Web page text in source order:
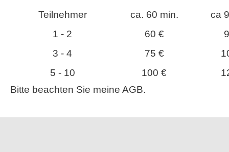
Teilnehmer ca. 60 min.
ca
1 - 2
60 €
3 - 4
75 €
5 - 10
100 €
Bitte beachten Sie meine AGB.